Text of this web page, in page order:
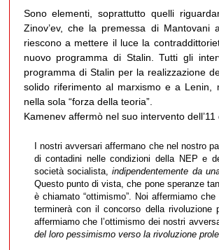
Sono elementi, soprattutto quelli
Zinov’ev, che la premessa di
riescono a mettere il luce la
nuovo programma di Stalin. Tutti gli
programma di Stalin per la realizzazione
solido riferimento al marxismo e a Lenin,
nella sola “forza della teoria”.
Kamenev affermò nel suo intervento
I nostri avversari affermano che nel nostro
di contadini nelle condizioni della NEP e
società socialista,indipendentemente da
Questo punto di vista, che pone speranze
è chiamato “ottimismo”. Noi affermiamo
terminerà con il concorso della rivoluzione
affermiamo che l’ottimismo dei nostri
del loro pessimismo verso la rivoluzione